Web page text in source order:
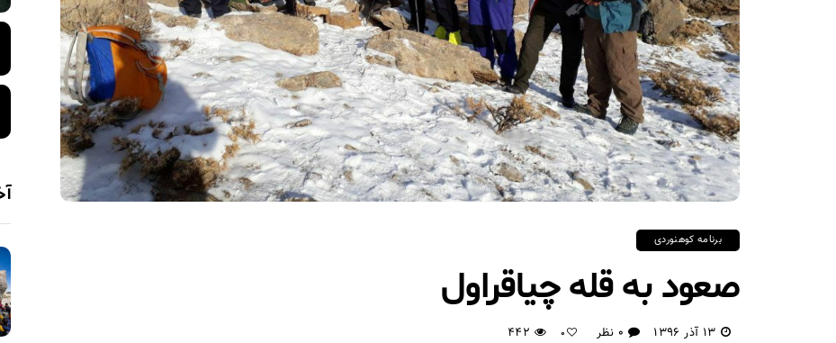
برنامه کوهنوردی
صعود به قله چیاقراول
۱۳ آذر ۱۳۹۶ ۰ نظر ۰ ۴۴۲